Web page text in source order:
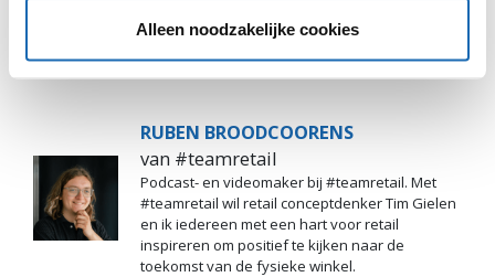
Alleen noodzakelijke cookies
RUBEN BROODCOORENS
van #teamretail
Podcast- en videomaker bij #teamretail. Met
#teamretail wil retail conceptdenker Tim Gielen
en ik iedereen met een hart voor retail
inspireren om positief te kijken naar de
toekomst van de fysieke winkel.